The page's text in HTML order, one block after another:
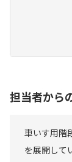
担当者から
車いす用階
を展開して